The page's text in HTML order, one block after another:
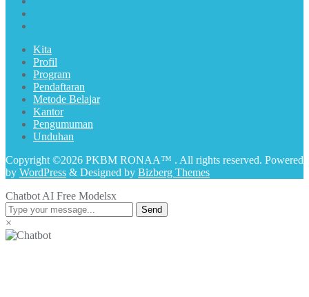
Kita
Profil
Program
Pendaftaran
Metode Belajar
Kantor
Pengumuman
Unduhan
Copyright ©2026 PKBM RONAA™ . All rights reserved. Powered
by WordPress & Designed by Bizberg Themes
Chatbot AI Free Modelsx
Send
×